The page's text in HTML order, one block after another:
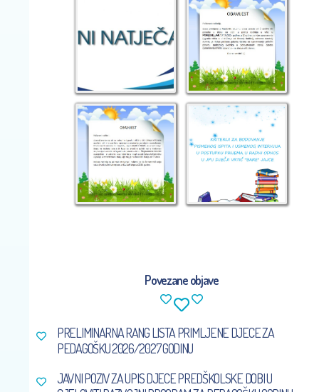
Povezane objave
PRELIMINARNA RANG LISTA PRIMLJENE DJECE ZA
PEDAGOŠKU 2026/2027 GODINU
JAVNI POZIV ZA UPIS DJECE PREDŠKOLSKE DOBI U